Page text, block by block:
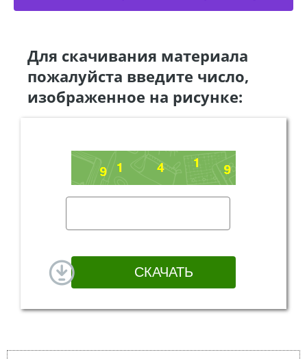
Для скачивания материала
пожалуйста введите число,
изображенное на рисунке: